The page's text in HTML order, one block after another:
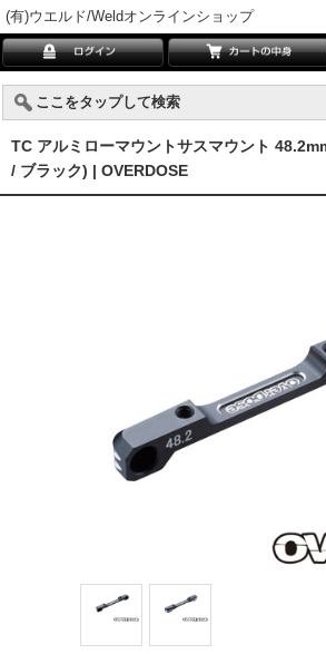
(有)ウエルド/Weldオンラインショップ
ここをタップして検索
TC アルミローマウントサスマウント
/ ブラック) | OVERDOSE